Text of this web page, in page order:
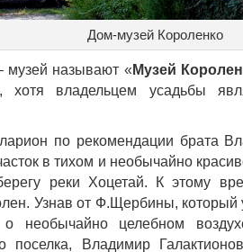
Дом-музей Короленко
музей называют «Музей
, хотя владельцем усадьбы
по рекомендации брата
в тихом и необычайно
реки Хоцетай. К этому
Узнав от Ф.Щербины,
необычайно целебном
поселка, Владимир